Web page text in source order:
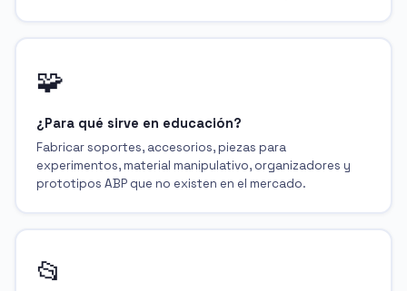
🧩
¿Para qué sirve en educación?
Fabricar soportes, accesorios, piezas para
experimentos, material manipulativo, organizadores y
prototipos ABP que no existen en el mercado.
📂